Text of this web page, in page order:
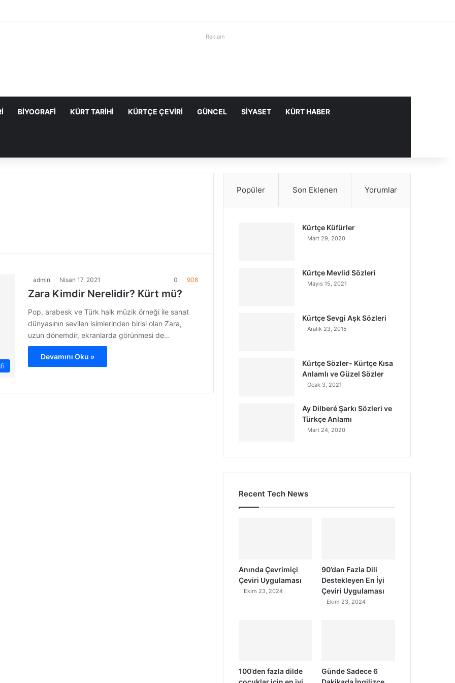
Reklam
BIYOGRAFI KÜRT TARIHI KÜRTÇE ÇEVIRI GÜNCEL SIYASET KÜRT HABER
admin Nisan 17, 2021 0 908
Zara Kimdir Nerelidir? Kürt mü?
Pop, arabesk ve Türk halk müzik örneği ile sanat
dünyasının sevilen isimlerinden birisi olan Zara,
uzun dönemdir, ekranlarda görünmesi de…
Devamını Oku »
Popüler Son Eklenen Yorumlar
Kürtçe Küfürler
Mart 29, 2020
Kürtçe Mevlid Sözleri
Mayıs 15, 2021
Kürtçe Sevgi Aşk Sözleri
Aralık 23, 2015
Kürtçe Sözler- Kürtçe Kısa
Anlamlı ve Güzel Sözler
Ocak 3, 2021
Ay Dilberé Şarkı Sözleri ve
Türkçe Anlamı
Mart 24, 2020
Recent Tech News
Anında Çevrimiçi
Çeviri Uygulaması
Ekim 23, 2024
90’dan Fazla Dili
Destekleyen En İyi
Çeviri Uygulaması
Ekim 23, 2024
100’den fazla dilde
Günde Sadece 6